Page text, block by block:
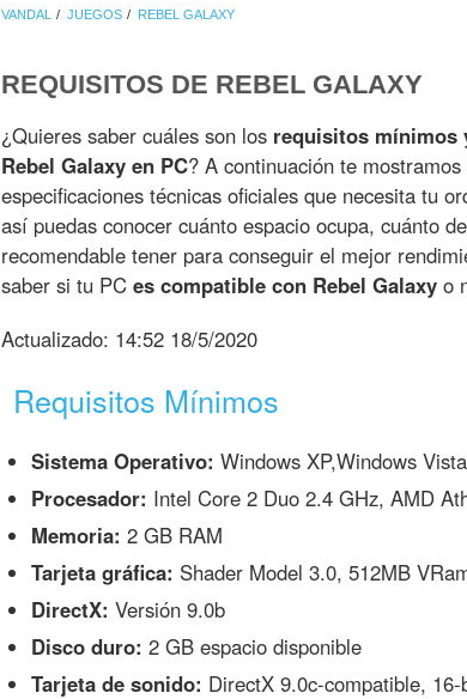
VANDAL JUEGOS REBEL GALAXY
REQUISITOS DE REBEL GALAXY
¿Quieres saber cuáles son los requisitos mínimos
Rebel Galaxy en PC? A continuación te
especificaciones técnicas oficiales que necesita tu
así puedas conocer cuánto espacio ocupa, cuánto
recomendable tener para conseguir el mejor
saber si tu PC es compatible con Rebel Galaxy o
Actualizado: 14:52 18/5/2020
Requisitos Mínimos
Sistema Operativo: Windows XP,Windows
Procesador: Intel Core 2 Duo 2.4 GHz, AMD
Memoria: 2 GB RAM
Tarjeta gráfica: Shader Model 3.0, 512MB
DirectX: Versión 9.0b
Disco duro: 2 GB espacio disponible
Tarjeta de sonido: DirectX 9.0c-compatible, 16-